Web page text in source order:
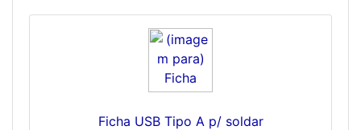
Ficha USB Tipo A p/ soldar